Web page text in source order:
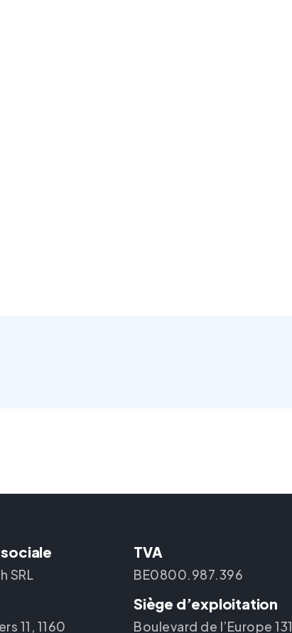
SRL
11, 1160
TVA
BE0800.987.396
Siège d’exploitation
Boulevard de l’Europe 131